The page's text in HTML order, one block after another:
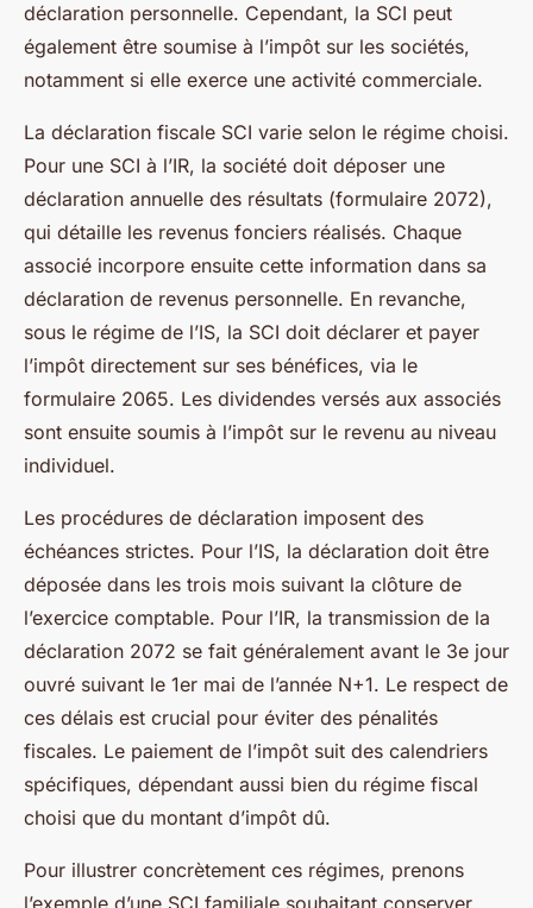
déclaration personnelle. Cependant, la SCI peut
également être soumise à l’impôt sur les sociétés,
notamment si elle exerce une activité commerciale.
La déclaration fiscale SCI varie selon le régime choisi.
Pour une SCI à l’IR, la société doit déposer une
déclaration annuelle des résultats (formulaire 2072),
qui détaille les revenus fonciers réalisés. Chaque
associé incorpore ensuite cette information dans sa
déclaration de revenus personnelle. En revanche,
sous le régime de l’IS, la SCI doit déclarer et payer
l’impôt directement sur ses bénéfices, via le
formulaire 2065. Les dividendes versés aux associés
sont ensuite soumis à l’impôt sur le revenu au niveau
individuel.
Les procédures de déclaration imposent des
échéances strictes. Pour l’IS, la déclaration doit être
déposée dans les trois mois suivant la clôture de
l’exercice comptable. Pour l’IR, la transmission de la
déclaration 2072 se fait généralement avant le 3e jour
ouvré suivant le 1er mai de l’année N+1. Le respect de
ces délais est crucial pour éviter des pénalités
fiscales. Le paiement de l’impôt suit des calendriers
spécifiques, dépendant aussi bien du régime fiscal
choisi que du montant d’impôt dû.
Pour illustrer concrètement ces régimes, prenons
l’exemple d’une SCI familiale souhaitant conserver